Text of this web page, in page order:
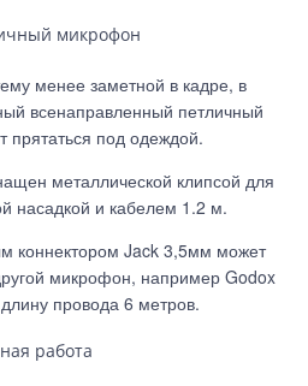
микрофон
менее заметной в кадре, в
всенаправленный петличный
под одеждой.
металлической клипсой для
насадкой и кабелем 1.2 м.
коннектором Jack 3,5мм может
микрофон, например Godox
провода 6 метров.
работа